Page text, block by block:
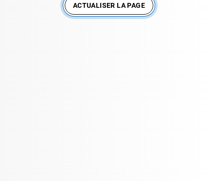
ACTUALISER LA PAGE